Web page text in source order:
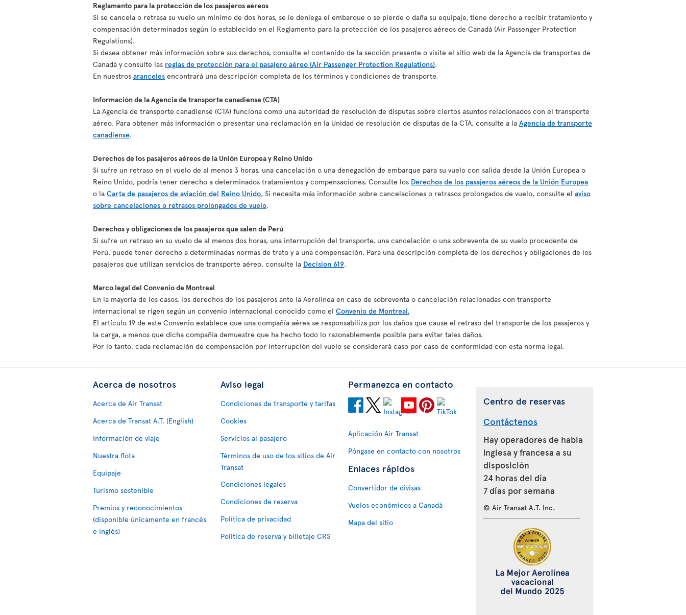
Reglamento para la protección de los pasajeros aéreos
Si se cancela o retrasa su vuelo un mínimo de dos horas, se le deniega el embarque o se pierde o daña su equipaje, tiene derecho a recibir tratamiento y
compensación determinados según lo establecido en el Reglamento para la protección de los pasajeros aéreos de Canadá (Air Passenger Protection
Regulations).
Si desea obtener más información sobre sus derechos, consulte el contenido de la sección presente o visite el sitio web de la Agencia de transportes de
Canadá y consulte las reglas de protección para el pasajero aéreo (Air Passenger Protection Regulations).
En nuestros aranceles encontrará una descripción completa de los términos y condiciones de transporte.
Información de la Agencia de transporte canadiense (CTA)
La Agencia de transporte canadiense (CTA) funciona como una autoridad de resolución de disputas sobre ciertos asuntos relacionados con el transporte
aéreo. Para obtener más información o presentar una reclamación en la Unidad de resolución de disputas de la CTA, consulte a la Agencia de transporte
canadiense.
Derechos de los pasajeros aéreos de la Unión Europea y Reino Unido
Si sufre un retraso en el vuelo de al menos 3 horas, una cancelación o una denegación de embarque para su vuelo con salida desde la Unión Europea o
Reino Unido, podría tener derecho a determinados tratamientos y compensaciones. Consulte los Derechos de los pasajeros aéreos de la Unión Europea
o la Carta de pasajeros de aviación del Reino Unido. Si necesita más información sobre cancelaciones o retrasos prolongados de vuelo, consulte el aviso
sobre cancelaciones o retrasos prolongados de vuelo.
Derechos y obligaciones de los pasajeros que salen de Perú
Si sufre un retraso en su vuelo de al menos dos horas, una interrupción del transporte, una cancelación o una sobreventa de su vuelo procedente de
Perú, puede tener derecho a determinadas normas de trato y a una compensación. Para una descripción completa de los derechos y obligaciones de los
pasajeros que utilizan servicios de transporte aéreo, consulte la Decision 619.
Marco legal del Convenio de Montreal
En la mayoría de los casos, los derechos de los pasajeros ante la Aerolínea en caso de sobreventa o cancelación relacionadas con transporte
internacional se rigen según un convenio internacional conocido como el Convenio de Montreal.
El artículo 19 de este Convenio establece que una compañía aérea se responsabiliza por los daños que cause el retraso del transporte de los pasajeros y
la carga, a menos que dicha compañía demuestre que ha hecho todo lo razonablemente posible para evitar tales daños.
Por lo tanto, cada reclamación de compensación por interrupción del vuelo se considerará caso por caso de conformidad con esta norma legal.
Acerca de nosotros
Acerca de Air Transat
Acerca de Transat A.T. (English)
Información de viaje
Nuestra flota
Equipaje
Turismo sostenible
Premios y reconocimientos
(disponible únicamente en francés
e inglés)
Aviso legal
Condiciones de transporte y tarifas
Cookies
Servicios al pasajero
Términos de uso de los sitios de Air
Transat
Condiciones legales
Condiciones de reserva
Política de privacidad
Política de reserva y billetaje CRS
Permanezca en contacto
Aplicación Air Transat
Póngase en contacto con nosotros
Enlaces rápidos
Convertidor de divisas
Vuelos económicos a Canadá
Mapa del sitio
Centro de reservas
Contáctenos
Hay operadores de habla
inglesa y francesa a su
disposición
24 horas del día
7 días por semana
© Air Transat A.T. Inc.